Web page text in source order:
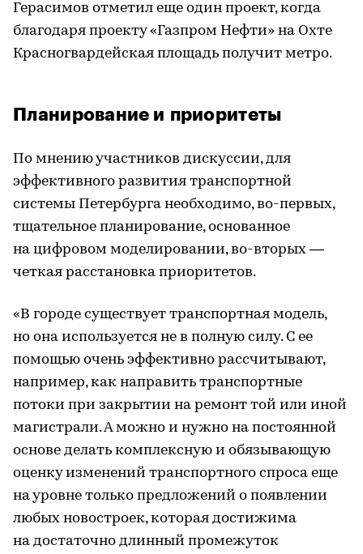
Герасимов отметил еще один проект, когда
благодаря проекту «Газпром Нефти» на Охте
Красногвардейская площадь получит метро.
Планирование и приоритеты
По мнению участников дискуссии, для
эффективного развития транспортной
системы Петербурга необходимо, во-первых,
тщательное планирование, основанное
на цифровом моделировании, во-вторых —
четкая расстановка приоритетов.
«В городе существует транспортная модель,
но она используется не в полную силу. С ее
помощью очень эффективно рассчитывают,
например, как направить транспортные
потоки при закрытии на ремонт той или иной
магистрали. А можно и нужно на постоянной
основе делать комплексную и обязывающую
оценку изменений транспортного спроса еще
на уровне только предложений о появлении
любых новостроек, которая достижима
на достаточно длинный промежуток